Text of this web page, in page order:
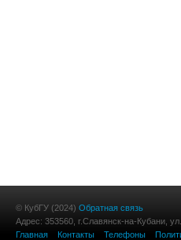
© КубГУ (2024) Обратная связь
Адрес: 353560, г.Славянск-на-Кубани,
Главная
Контакты Телефоны